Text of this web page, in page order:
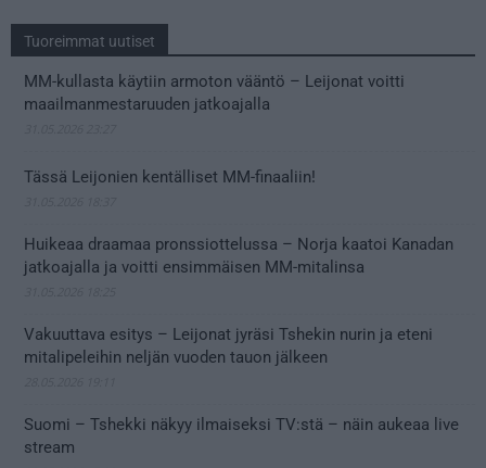
Tuoreimmat uutiset
MM-kullasta käytiin armoton vääntö – Leijonat voitti
maailmanmestaruuden jatkoajalla
Tässä Leijonien kentälliset MM-finaaliin!
Huikeaa draamaa pronssiottelussa – Norja kaatoi Kanadan
jatkoajalla ja voitti ensimmäisen MM-mitalinsa
Vakuuttava esitys – Leijonat jyräsi Tshekin nurin ja eteni
mitalipeleihin neljän vuoden tauon jälkeen
Suomi – Tshekki näkyy ilmaiseksi TV:stä – näin aukeaa live
stream